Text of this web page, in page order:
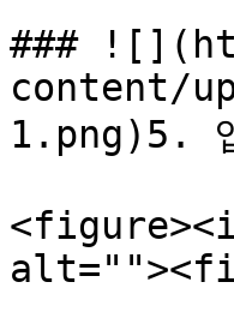
###
content/
1.png)5.